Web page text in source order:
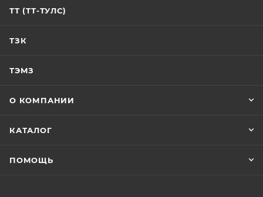
ТТ (ТТ-ТУЛС)
ТЗК
ТЭМЗ
О КОМПАНИИ
КАТАЛОГ
ПОМОЩЬ